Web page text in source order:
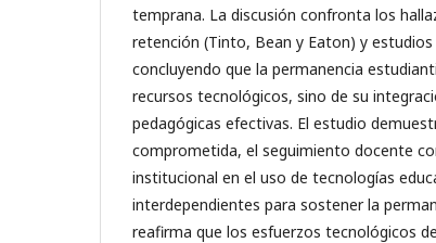
temprana. La discusión confronta los
retención (Tinto, Bean y Eaton) y
concluyendo que la permanencia
recursos tecnológicos, sino de su
pedagógicas efectivas. El estudio
comprometida, el seguimiento docente
institucional en el uso de tecnologías
interdependientes para sostener la
reafirma que los esfuerzos tecnológicos